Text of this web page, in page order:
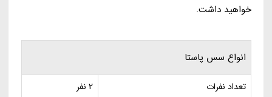
خواهید داشت.
انواع سس پاستا
تعداد نفرات
2 نفر